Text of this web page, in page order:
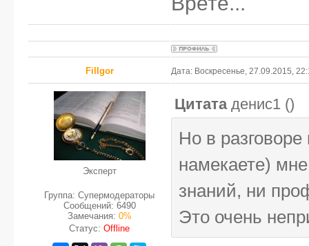
FilIgor Дата: Воскресенье, 27.09.2015,
Эксперт
Группа: Супермодераторы
Сообщений: 6490
Замечания: 0%
Статус: Offline
Цитата денис1 ()
Но в
намекаете)
знаний, ни
Это очень